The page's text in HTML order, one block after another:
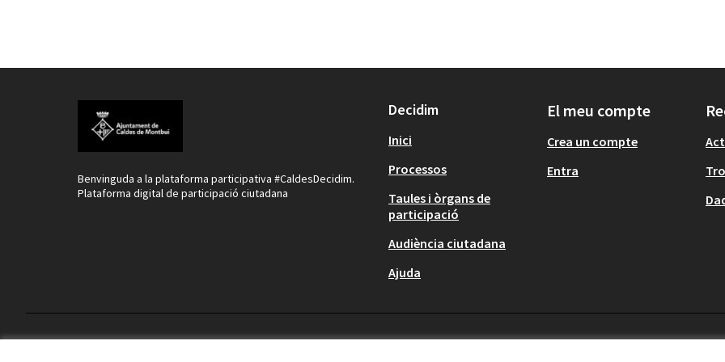
Benvinguda a la plataforma participativa #CaldesDecidim.
Plataforma digital de participació ciutadana
Decidim
Inici
Processos
Taules i òrgans de
participació
Audiència ciutadana
Ajuda
El meu compte
Crea un compte
Entra